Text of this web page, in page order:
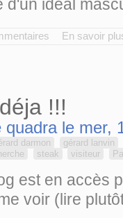
d'un idéal
En savoir
!!!
le mer,
darmon
gérard lanvin
steak visiteur
est en accès
voir (lire